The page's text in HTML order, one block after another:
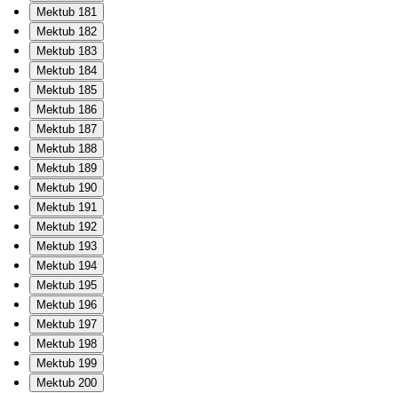
Mektub 181
Mektub 182
Mektub 183
Mektub 184
Mektub 185
Mektub 186
Mektub 187
Mektub 188
Mektub 189
Mektub 190
Mektub 191
Mektub 192
Mektub 193
Mektub 194
Mektub 195
Mektub 196
Mektub 197
Mektub 198
Mektub 199
Mektub 200